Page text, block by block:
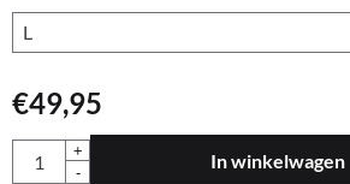
€49,95
Aantal
+
-
In winkelwagen